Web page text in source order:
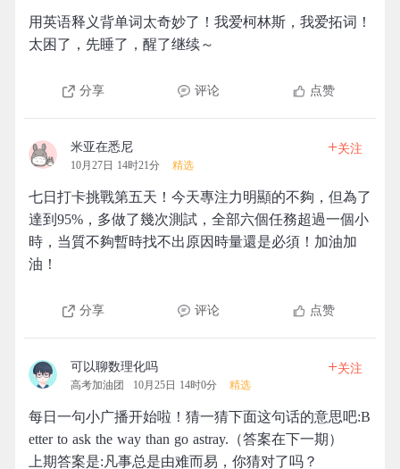
用英语释义背单词太奇妙了！我爱柯林斯，我爱拓词！
太困了，先睡了，醒了继续～
分享 评论 点赞
米亚在悉尼
10月27日 14时21分 精选
+关注
七日打卡挑戰第五天！今天專注力明顯的不夠，但為了
達到95%，多做了幾次測試，全部六個任務超過一個小
時，当質不夠暫時找不出原因時量還是必須！加油加
油！
分享 评论 点赞
可以聊数理化吗
高考加油团 10月25日 14时0分 精选
+关注
每日一句小广播开始啦！猜一猜下面这句话的意思吧:B
etter to ask the way than go astray.（答案在下一期）
上期答案是:凡事总是由难而易，你猜对了吗？